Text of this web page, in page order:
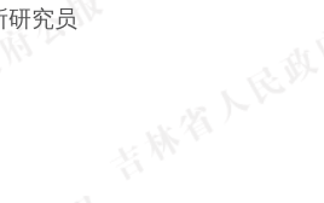
研究员